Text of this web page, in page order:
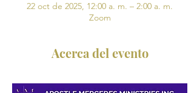
22 oct de 2025, 12:00 a. m. – 2:00 a. m.
Zoom
Acerca del evento